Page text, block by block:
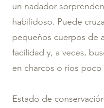
un nadador
habilidoso. Puede
pequeños cuerpos de
facilidad y, a veces,
en charcos o ríos
Estado de